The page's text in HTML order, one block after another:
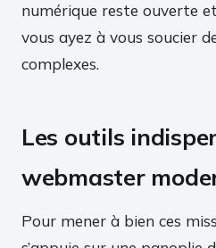
numérique reste ouverte
vous ayez à vous soucier
complexes.
Les outils
webmaster
Pour mener à bien ces